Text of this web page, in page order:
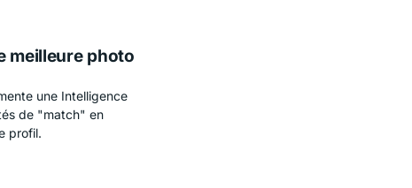
meilleure photo
une Intelligence
de "match" en
profil.